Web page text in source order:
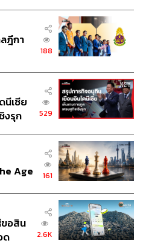
ฎีกา
188
นีเซีย
งรุก
529
Age
161
อสิน
ด
2.6K